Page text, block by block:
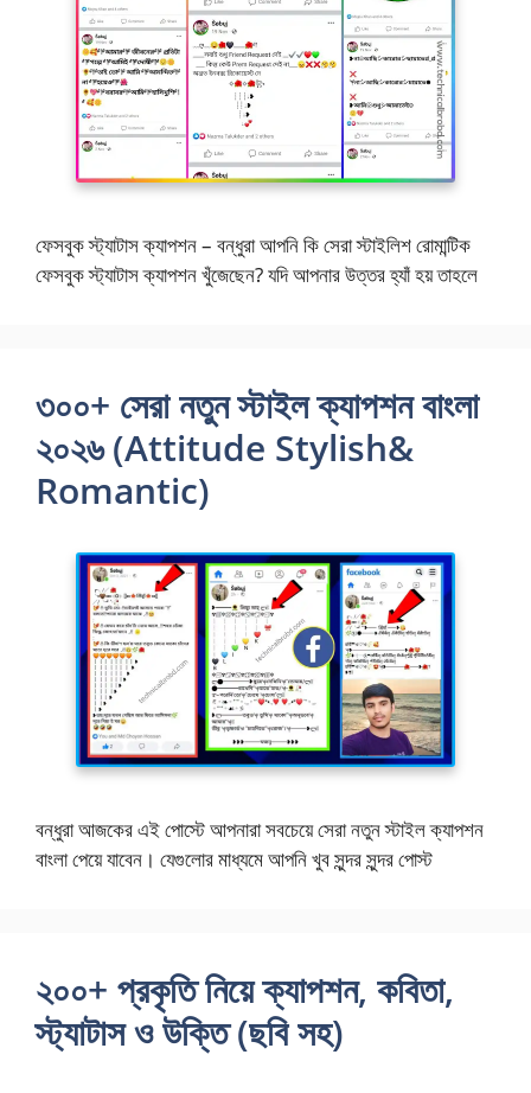
ফেসবুক স্ট্যাটাস ক্যাপশন – বন্ধুরা আপনি কি সেরা স্টাইলিশ রোমান্টিক
ফেসবুক স্ট্যাটাস ক্যাপশন খুঁজেছেন? যদি আপনার উত্তর হ্যাঁ হয় তাহলে
৩০০+ সেরা নতুন স্টাইল ক্যাপশন বাংলা
২০২৬ (Attitude Stylish&
Romantic)
বন্ধুরা আজকের এই পোস্টে আপনারা সবচেয়ে সেরা নতুন স্টাইল ক্যাপশন
বাংলা পেয়ে যাবেন। যেগুলোর মাধ্যমে আপনি খুব সুন্দর সুন্দর পোস্ট
২০০+ প্রকৃতি নিয়ে ক্যাপশন, কবিতা,
স্ট্যাটাস ও উক্তি (ছবি সহ)